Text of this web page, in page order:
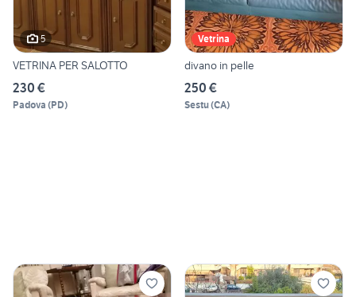
5
VETRINA PER SALOTTO
230 €
Padova (PD)
Vetrina
divano in pelle
250 €
Sestu(CA)